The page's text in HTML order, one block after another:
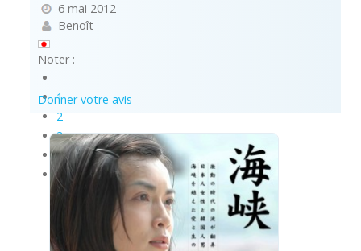
6 mai 2012
Benoît
Noter :
1
2
3
4
5
Donner votre avis